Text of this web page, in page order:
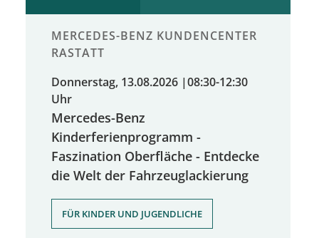
MERCEDES-BENZ KUNDENCENTER
RASTATT
Donnerstag, 13.08.2026 |08:30-12:30
Uhr
Mercedes-Benz
Kinderferienprogramm -
Faszination Oberfläche - Entdecke
die Welt der Fahrzeuglackierung
FÜR KINDER UND JUGENDLICHE